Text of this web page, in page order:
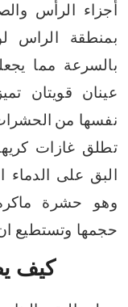
أجزاء الرأس
بمنطقة الراس
بالسرعة مما
عينان قويتان
نفسها من
تطلق غازات
البق على الدماء
وهو حشرة
حجمها وتستطيع
كيف